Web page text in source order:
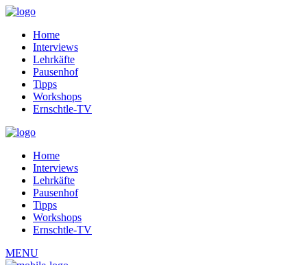
Home
Interviews
Lehrkäfte
Pausenhof
Tipps
Workshops
Ernschtle-TV
Home
Interviews
Lehrkäfte
Pausenhof
Tipps
Workshops
Ernschtle-TV
MENU